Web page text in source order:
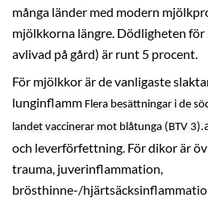
många länder med modern
mjölkkorna längre. Dödligheten
avlivad på gård) är runt 5 procent.
För mjölkkor är de vanligaste
lunginflamm Flera besättningar i de
landet vaccinerar mot blåtunga (BTV 3).
och leverförfettning. För dikor är
trauma, juverinflammation,
brösthinne-/